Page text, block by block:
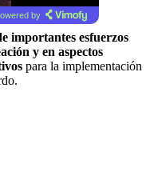
by
importantes esfuerzos
y en aspectos
para la implementación